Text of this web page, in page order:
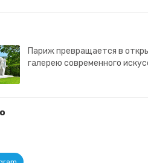
Париж превращается в
галерею современного